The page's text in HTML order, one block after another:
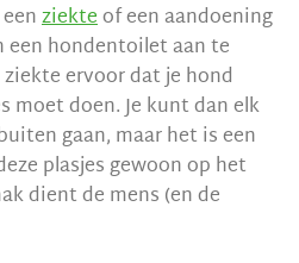
ziekteof een aandoening
een hondentoilet aan te
ervoor dat je hond
moet doen. Je kunt dan elk
gaan, maar het is een
plasjes gewoon op het
dient de mens (en de